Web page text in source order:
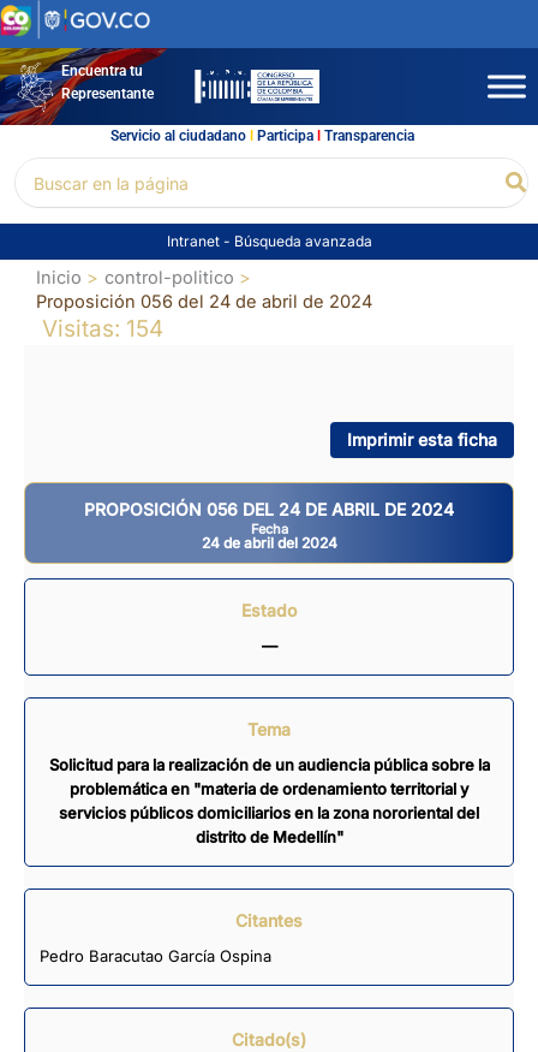
Ir
al
contenidoEncuentra tu
Representante
Servicio al ciudadano l Participal Transparencia
por:
Intranet - Búsqueda avanzada
Inicio
control-politico
Proposición 056 del 24 de abril de 2024
Visitas: 154
Imprimir esta ficha
PROPOSICIÓN 056 DEL 24 DE ABRIL DE 2024
Fecha
24 de abril del 2024
Estado
—
Tema
Solicitud para la realización de un audiencia pública sobre la
problemática en "materia de ordenamiento territorial y
servicios públicos domiciliarios en la zona nororiental del
distrito de Medellín"
Citantes
Pedro Baracutao García Ospina
Citado(s)